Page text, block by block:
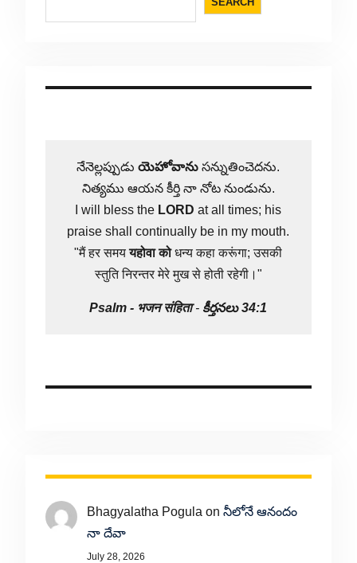
నేనెల్లప్పుడుయెహోవాను సన్నుతించెదను.
నిత్యము ఆయన కీర్తి నా నోట నుండును.
I will bless the LORD at all times; his
praise shall continually be in my mouth.
"मैं हर समययहोवा कोधन्य कहा करूंगा; उसकी
स्तुति निरन्तर मेरे मुख से होती रहेगी।"
Psalm - भजन संहिता- కీర్తనలు 34:1
Bhagyalatha Pogula on నీలోనే ఆనందం
నా దేవా
July 28, 2026